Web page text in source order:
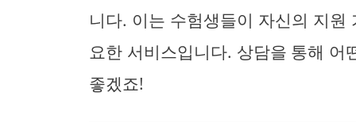
니다. 이는 수험생들이 자신의 지
요한 서비스입니다. 상담을 통해 어
좋겠죠!